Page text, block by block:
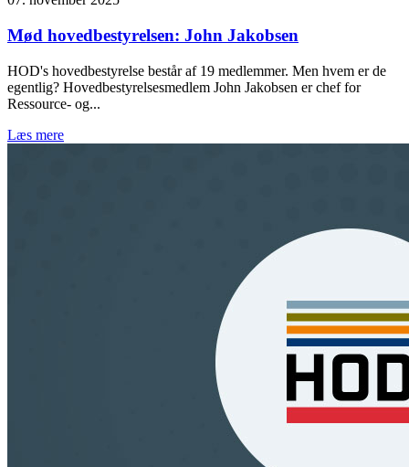
Mød hovedbestyrelsen: John Jakobsen
HOD's hovedbestyrelse består af 19 medlemmer. Men hvem er de
egentlig? Hovedbestyrelsesmedlem John Jakobsen er chef for
Ressource- og...
Læs mere